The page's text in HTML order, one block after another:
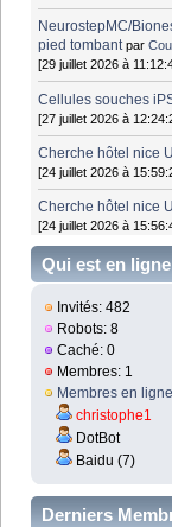
NeurostepMC/
pied tombant par
[29 juillet 2026 à
Cellules souches
[27 juillet 2026 à
Cherche hôtel nice
[24 juillet 2026 à
Cherche hôtel nice
[24 juillet 2026 à
Qui est en ligne
Invités: 482
Robots: 8
Caché: 0
Membres: 1
Membres en ligne
christophe1
DotBot
Baidu (7)
Derniers